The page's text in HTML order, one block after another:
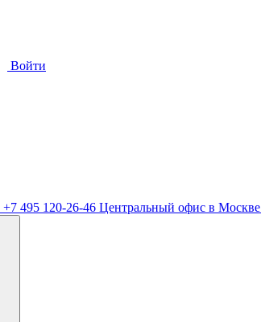
Войти
+7 495 120-26-46 Центральный офис в Москве